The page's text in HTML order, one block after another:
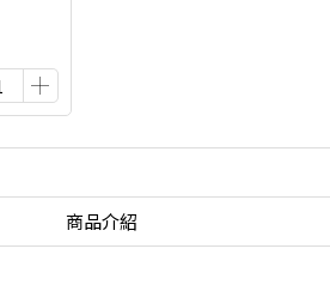
商品介紹